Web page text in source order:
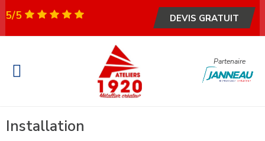
5/5 DEVIS GRATUIT
Partenaire
Installation